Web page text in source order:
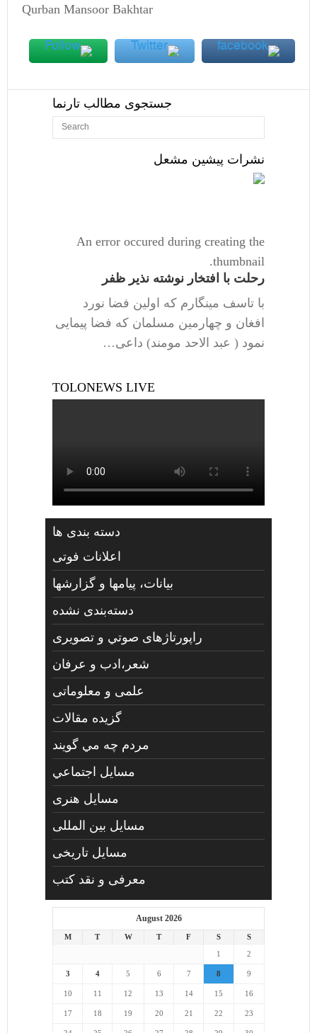
Qurban Mansoor Bakhtar
جستجوی مطالب تارنما
نشرات پیشین مشعل
An error occured during creating the
thumbnail.
رحلت با افتخار نوشته نذیر ظفر
با تاسف مینگارم که اولین فضا نورد
افغان و چهارمین مسلمان که فضا پیمایی
نمود ( عبد الاحد مومند) داعی…
TOLONEWS LIVE
دسته بندی ها
اعلانات فوتی
بیانات، پیامها و گزارشها
دسته‌بندی نشده
راپورتاژهای صوتي و تصويری
شعر،ادب و عرفان
علمی و معلوماتی
گزیده مقالات
مردم چه مي گويند
مسايل اجتماعي
مسايل هنری
مسایل بین المللی
مسایل تاریخی
معرفی و نقد کتب
August 2026
M T W T F S
S
1
2
3 4 5 6 7 8 9
10 11 12 13 14 15 16
17 18 19 20 21 22 23